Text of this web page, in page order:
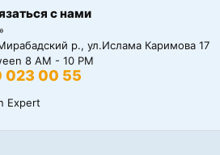
с нами
р., ул.Ислама Каримова 17
8 AM - 10 PM
023 00 55
Expert